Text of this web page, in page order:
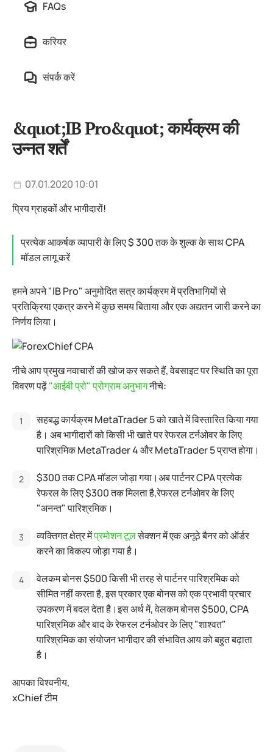
FAQs
करियर
संपर्क करें
&quot;IB Pro&quot; कार्यक्रम की
उन्नत शर्तें
07.01.2020 10:01
प्रिय ग्राहकों और भागीदारों!
प्रत्येक आकर्षक व्यापारी के लिए $ 300 तक के शुल्क के साथ CPA
मॉडल लागू करें
हमने अपने "IB Pro" अनुमोदित सत्र कार्यक्रम में प्रतिभागियों से
प्रतिक्रिया एकत्र करने में कुछ समय बिताया और एक अद्यतन जारी करने का
निर्णय लिया।
नीचे आप प्रमुख नवाचारों की खोज कर सकते हैं, वेबसाइट पर स्थिति का पूरा
विवरण पढ़ें"आईबी प्रो" प्रोग्राम अनुभागनीचे:
सहबद्ध कार्यक्रम MetaTrader 5 को खाते में विस्तारित किया गया
है। अब भागीदारों को किसी भी खाते पर रेफरल टर्नओवर के लिए
पारिश्रमिक MetaTrader 4 और MetaTrader 5 प्राप्त होगा।
$300 तक CPA मॉडल जोड़ा गया।अब पार्टनर CPA प्रत्येक
रेफरल के लिए $300 तक मिलता है,रेफरल टर्नओवर के लिए
"अनन्त" पारिश्रमिक।
व्यक्तिगत क्षेत्र मेंप्रमोशन टूलसेक्शन में एक अनूठे बैनर को ऑर्डर
करने का विकल्प जोड़ा गया है।
वेलकम बोनस $500 किसी भी तरह से पार्टनर पारिश्रमिक को
सीमित नहीं करता है, इस प्रकार एक बोनस को एक प्रभावी प्रचार
उपकरण में बदल देता है।इस अर्थ में, वेलकम बोनस $500, CPA
पारिश्रमिक और बाद के रेफरल टर्नओवर के लिए "शाश्वत"
पारिश्रमिक का संयोजन भागीदार की संभावित आय को बहुत बढ़ाता
है।
आपका विश्वनीय,
xChief टीम